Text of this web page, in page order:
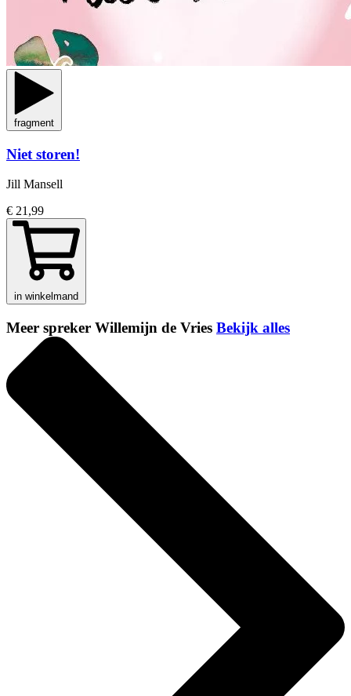
fragment
Niet storen!
Jill Mansell
€ 21,99
in winkelmand
Meer spreker Willemijn de Vries Bekijk alles